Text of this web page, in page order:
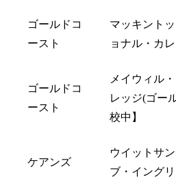
ゴールドコ
ースト
マッキント
ョナル・カ
ゴールドコ
ースト
メイウィル
レッジ(ゴー
校中】
ケアンズ
ウイットサ
ブ・イング